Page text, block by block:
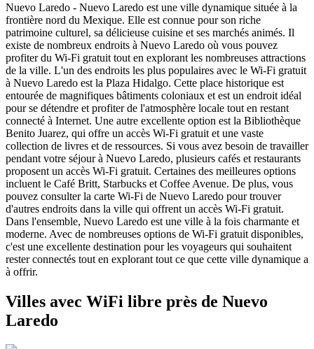
Nuevo Laredo - Nuevo Laredo est une ville dynamique située à la
frontière nord du Mexique. Elle est connue pour son riche
patrimoine culturel, sa délicieuse cuisine et ses marchés animés. Il
existe de nombreux endroits à Nuevo Laredo où vous pouvez
profiter du Wi-Fi gratuit tout en explorant les nombreuses attractions
de la ville. L'un des endroits les plus populaires avec le Wi-Fi gratuit
à Nuevo Laredo est la Plaza Hidalgo. Cette place historique est
entourée de magnifiques bâtiments coloniaux et est un endroit idéal
pour se détendre et profiter de l'atmosphère locale tout en restant
connecté à Internet. Une autre excellente option est la Bibliothèque
Benito Juarez, qui offre un accès Wi-Fi gratuit et une vaste
collection de livres et de ressources. Si vous avez besoin de travailler
pendant votre séjour à Nuevo Laredo, plusieurs cafés et restaurants
proposent un accès Wi-Fi gratuit. Certaines des meilleures options
incluent le Café Britt, Starbucks et Coffee Avenue. De plus, vous
pouvez consulter la carte Wi-Fi de Nuevo Laredo pour trouver
d'autres endroits dans la ville qui offrent un accès Wi-Fi gratuit.
Dans l'ensemble, Nuevo Laredo est une ville à la fois charmante et
moderne. Avec de nombreuses options de Wi-Fi gratuit disponibles,
c'est une excellente destination pour les voyageurs qui souhaitent
rester connectés tout en explorant tout ce que cette ville dynamique a
à offrir.
Villes avec WiFi libre près de Nuevo
Laredo